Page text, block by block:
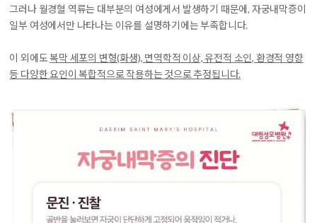
그러나 월경혈 역류는 대부분의 여성에게서 발생하기 때문에, 자궁내막증이
일부 여성에서만 나타나는 이유를 설명하기에는 부족합니다.
이 외에도복막 세포의 변형(화생), 면역학적 이상, 유전적 소인, 환경적 영향
등 다양한 요인이 복합적으로 작용하는 것으로 추정됩니다.